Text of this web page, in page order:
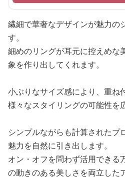
繊細で華奢なデザインが魅力の
す。
細めのリングが耳元に控えめな
象を作り出してくれます。
小ぶりなサイズ感により、重ね
様々なスタイリングの可能性を
シンプルながらも計算されたプ
魅力を自然に引き出します。
オン・オフを問わず活用できる
の動きのある美しさを両立した